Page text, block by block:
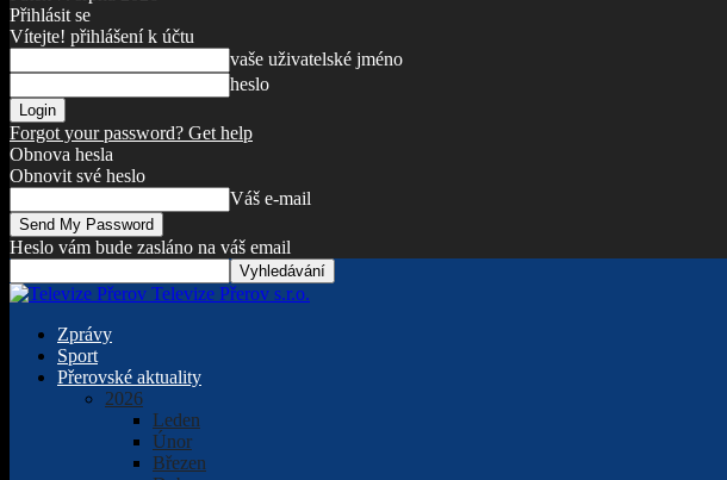
Přihlásit se
Vítejte! přihlášení k účtu
vaše uživatelské jméno
heslo
Forgot your password? Get help
Obnova hesla
Obnovit své heslo
Váš e-mail
Heslo vám bude zasláno na váš email
Televize Přerov s.r.o.
Zprávy
Sport
Přerovské aktuality
2026
Leden
Únor
Březen